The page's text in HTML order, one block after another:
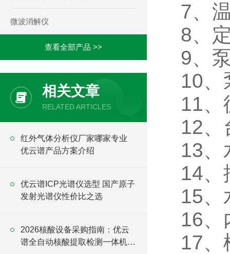
7、
8、
9、
10、
11、
12、
13、
14、
15、
16、
17、
微波消解仪
查看全部产品 >>
相关文章
RELATED ARTICLES
红外气体分析仪厂家哪家专业
优云谱产品方案介绍
优云谱ICP光谱仪选型 国产原子
发射光谱仪性价比之选
2026核酸设备采购指南：优云
谱全自动核酸提取检测一体机怎